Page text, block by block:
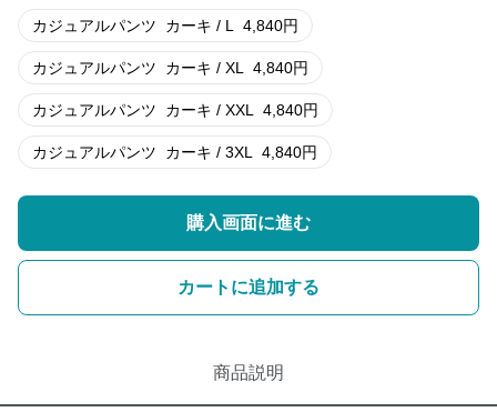
カジュアルパンツ カーキ / L 4,840円
カジュアルパンツ カーキ / XL 4,840円
カジュアルパンツ カーキ / XXL 4,840円
カジュアルパンツ カーキ / 3XL 4,840円
購入画面に進む
カートに追加する
商品説明